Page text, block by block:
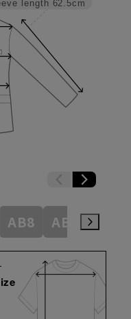
length 62.5cm
AB8 AB9